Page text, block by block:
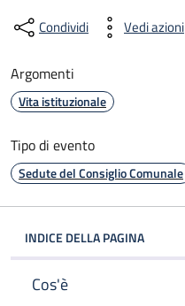
Condividi Vedi azioni
Argomenti
Vita istituzionale
Tipo di evento
Sedute del Consiglio Comunale
INDICE DELLA PAGINA
Cos'è